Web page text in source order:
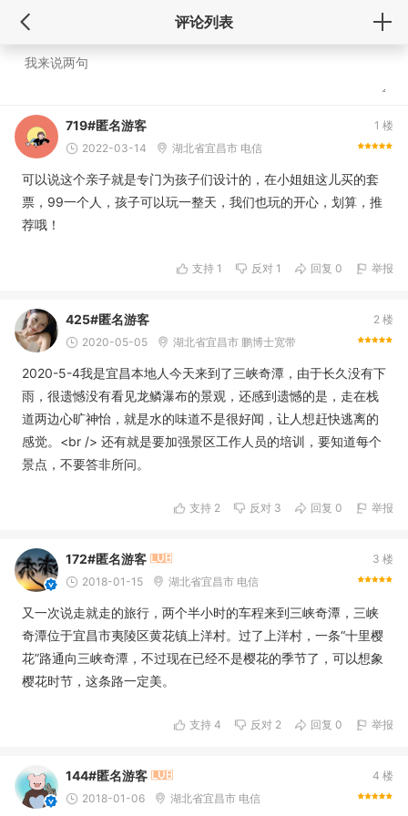
评论列表
1 楼
719#匿名游客
2022-03-14 湖北省宜昌市 电信
可以说这个亲子就是专门为孩子们设计的，在小姐姐这儿买的套
票，99一个人，孩子可以玩一整天，我们也玩的开心，划算，推
荐哦！
支持 1 反对 1 回复 0 举报
2 楼
425#匿名游客
2020-05-05 湖北省宜昌市 鹏博士宽带
2020-5-4我是宜昌本地人今天来到了三峡奇潭，由于长久没有下
雨，很遗憾没有看见龙鳞瀑布的景观，还感到遗憾的是，走在栈
道两边心旷神怡，就是水的味道不是很好闻，让人想赶快逃离的
感觉。<br /> 还有就是要加强景区工作人员的培训，要知道每个
景点，不要答非所问。
支持 2 反对 3 回复 0 举报
3 楼
172#匿名游客
2018-01-15 湖北省宜昌市 电信
又一次说走就走的旅行，两个半小时的车程来到三峡奇潭，三峡
奇潭位于宜昌市夷陵区黄花镇上洋村。过了上洋村，一条“十里樱
花”路通向三峡奇潭，不过现在已经不是樱花的季节了，可以想象
樱花时节，这条路一定美。
支持 4 反对 2 回复 0 举报
4 楼
144#匿名游客
2018-01-06 湖北省宜昌市 电信